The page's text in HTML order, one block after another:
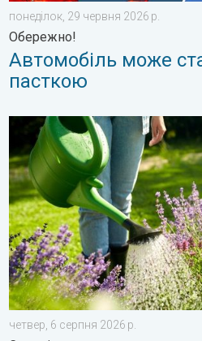
понеділок, 29 червня 2026 р.
Обережно!
Автомобіль може
пасткою
Як доглядати за садом у
четвер, 6 серпня 2026 р.